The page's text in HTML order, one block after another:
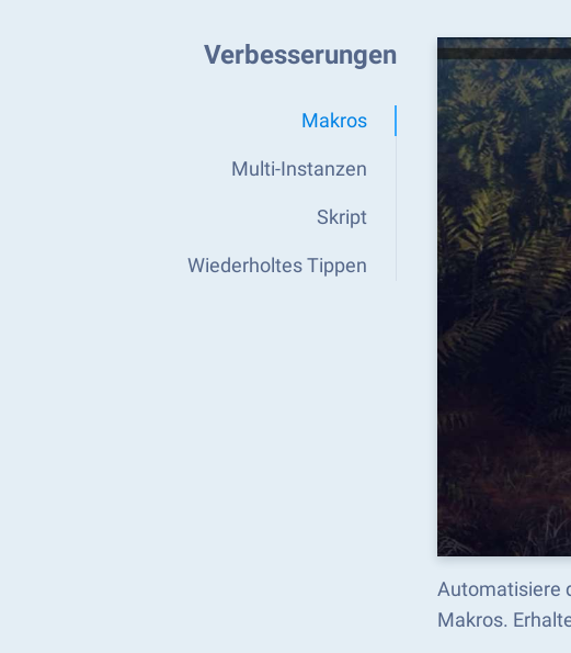
Verbesserungen
Makros
Multi-Instanzen
Skript
Wiederholtes Tippen
Automatisiere
Makros.